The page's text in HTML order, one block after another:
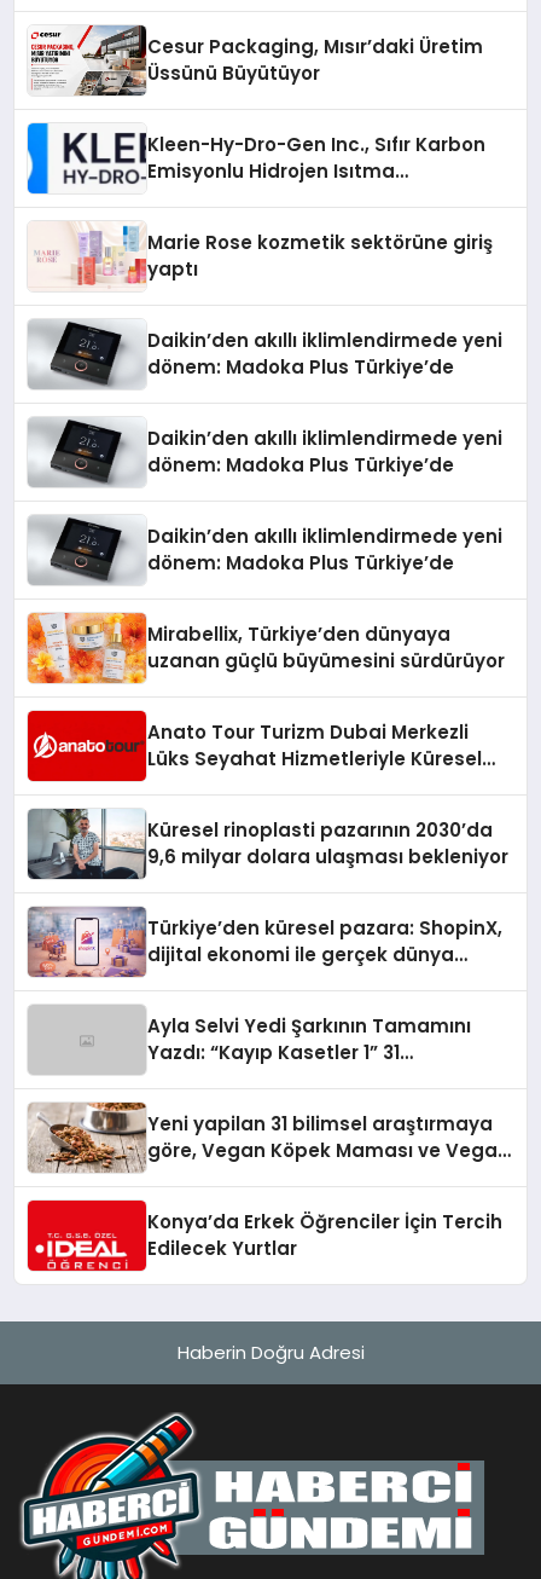
Cesur Packaging, Mısır’daki Üretim
Üssünü Büyütüyor
Kleen-Hy-Dro-Gen Inc., Sıfır Karbon
Emisyonlu Hidrojen Isıtma
Marie Rose kozmetik sektörüne giriş
yaptı
Daikin’den akıllı iklimlendirmede yeni
dönem: Madoka Plus Türkiye’de
Daikin’den akıllı iklimlendirmede yeni
dönem: Madoka Plus Türkiye’de
Daikin’den akıllı iklimlendirmede yeni
dönem: Madoka Plus Türkiye’de
Mirabellix, Türkiye’den dünyaya
uzanan güçlü büyümesini sürdürüyor
Anato Tour Turizm Dubai Merkezli
Lüks Seyahat Hizmetleriyle Küresel
Küresel rinoplasti pazarının 2030’da
9,6 milyar dolara ulaşması bekleniyor
Türkiye’den küresel pazara: ShopinX,
dijital ekonomi ile gerçek dünya
Ayla Selvi Yedi Şarkının Tamamını
Yazdı: “Kayıp Kasetler 1” 31
Yeni yapilan 31 bilimsel araştırmaya
göre, Vegan Köpek Maması ve Vegan
Konya’da Erkek Öğrenciler İçin Tercih
Edilecek Yurtlar
Haberin Doğru Adresi